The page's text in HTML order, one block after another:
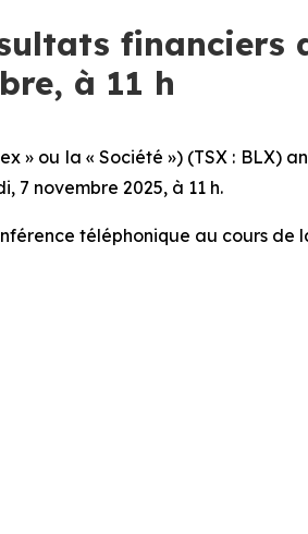
financiers
à 11 h
» ou la « Société ») (TSX :
7 novembre 2025, à 11 h.
téléphonique au cours de